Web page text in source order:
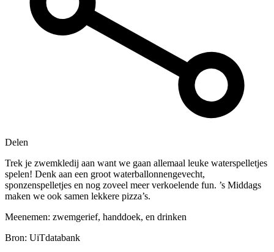
Delen
Trek je zwemkledij aan want we gaan allemaal leuke waterspelletjes
spelen! Denk aan een groot waterballonnengevecht,
sponzenspelletjes en nog zoveel meer verkoelende fun. ’s Middags
maken we ook samen lekkere pizza’s.
Meenemen: zwemgerief, handdoek, en drinken
Bron: UiTdatabank